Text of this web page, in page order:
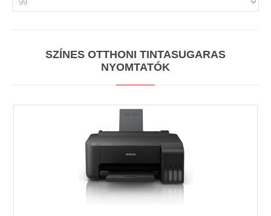
SZÍNES OTTHONI TINTASUGARAS
NYOMTATÓK